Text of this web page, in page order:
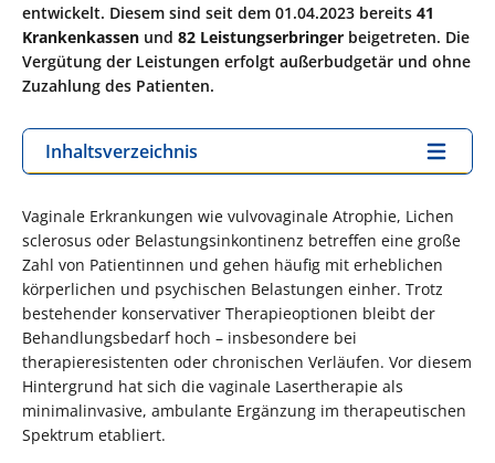
entwickelt. Diesem sind seit dem 01.04.2023 bereits 41
Krankenkassen und 82 Leistungserbringer beigetreten. Die
Vergütung der Leistungen erfolgt außerbudgetär und ohne
Zuzahlung des Patienten.
Inhaltsverzeichnis
Vaginale Erkrankungen wie vulvovaginale Atrophie, Lichen
sclerosus oder Belastungsinkontinenz betreffen eine große
Zahl von Patientinnen und gehen häufig mit erheblichen
körperlichen und psychischen Belastungen einher. Trotz
bestehender konservativer Therapieoptionen bleibt der
Behandlungsbedarf hoch – insbesondere bei
therapieresistenten oder chronischen Verläufen. Vor diesem
Hintergrund hat sich die vaginale Lasertherapie als
minimalinvasive, ambulante Ergänzung im therapeutischen
Spektrum etabliert.